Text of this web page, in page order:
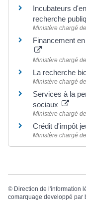
Incubateurs
recherche
Ministère chargé
Financement
Ministère chargé
La recherche
Ministère chargé
Services à la
sociaux
Ministère chargé
Crédit d'impôt
Ministère chargé
© Direction de l'information
comarquage developpé par